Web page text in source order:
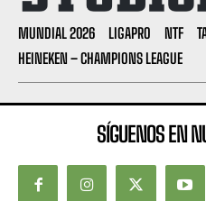
MUNDIAL 2026 LIGAPRO NTF
HEINEKEN – CHAMPIONS LEAGUE
SÍGUENOS EN